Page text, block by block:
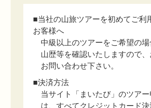
■当社の山旅ツアーを初めてご利
お客様へ
中級以上のツアーをご希望の
山歴等を確認いたしますので
お問い合わせ下さい。
■決済方法
当サイト「まいたび」のツア
は、すべてクレジットカード